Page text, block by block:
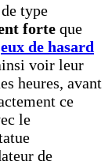
type
forte que
de hasard
voir leur
heures, avant
ce
le
de